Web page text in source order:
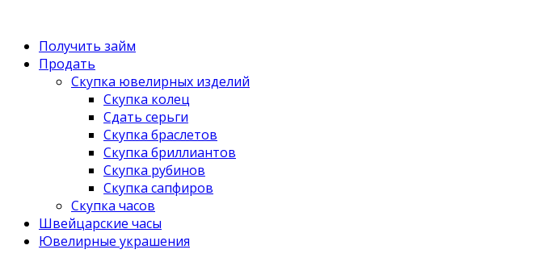
Получить займ
Продать
Скупка ювелирных изделий
Скупка колец
Сдать серьги
Скупка браслетов
Скупка бриллиантов
Скупка рубинов
Скупка сапфиров
Скупка часов
Швейцарские часы
Ювелирные украшения